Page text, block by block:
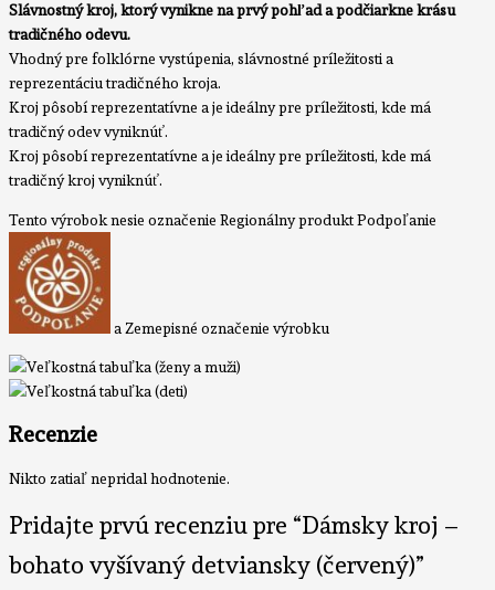
Slávnostný kroj, ktorý vynikne na prvý pohľad a podčiarkne krásu
tradičného odevu.
Vhodný pre folklórne vystúpenia, slávnostné príležitosti a
reprezentáciu tradičného kroja.
Kroj pôsobí reprezentatívne a je ideálny pre príležitosti, kde má
tradičný odev vyniknúť.
Kroj pôsobí reprezentatívne a je ideálny pre príležitosti, kde má
tradičný kroj vyniknúť.
Tento výrobok nesie označenie Regionálny produkt Podpoľanie
a Zemepisné označenie výrobku
Recenzie
Nikto zatiaľ nepridal hodnotenie.
Pridajte prvú recenziu pre “Dámsky kroj –
bohato vyšívaný detviansky (červený)”